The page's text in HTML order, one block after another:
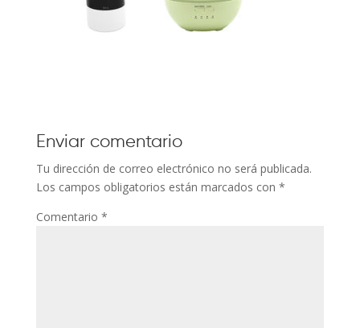
Enviar comentario
Tu dirección de correo electrónico no será publicada.
Los campos obligatorios están marcados con *
Comentario *